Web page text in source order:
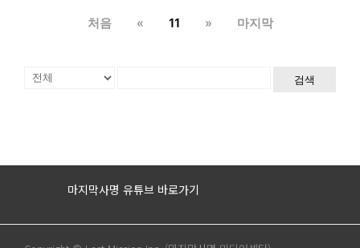
처음 « 11 » 마지막
검색
마지막사명 유튜브 바로가기